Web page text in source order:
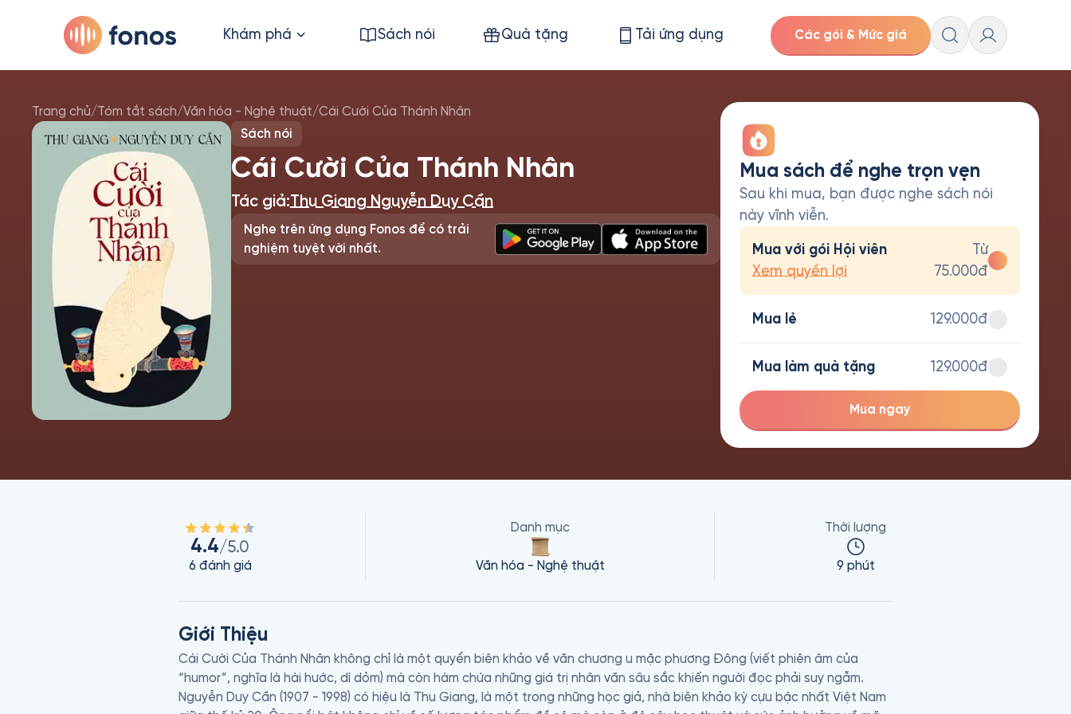
Khám phá Sách nói Quà tặng Tải ứng dụng Các gói & Mức giá
Trang chủ/Tóm tắt sách/Văn hóa - Nghệ thuật/Cái Cười Của Thánh Nhân
Sách nói
Cái Cười Của Thánh Nhân
Tác giả:Thu Giang Nguyễn Duy Cần
Nghe trên ứng dụng Fonos để có trải
nghiệm tuyệt vời nhất.
Mua sách để nghe trọn vẹn
Sau khi mua, bạn được nghe sách nói
này vĩnh viễn.
Mua với gói Hội viên
Xem quyền lợi
Từ
75.000đ
Mua lẻ 129.000đ
Mua làm quà tặng 129.000đ
Mua ngay
4.4/5.0
6 đánh giá
Danh mục
Văn hóa - Nghệ thuật
Thời lượng
9 phút
Giới Thiệu
Cái Cười Của Thánh Nhân không chỉ là một quyển biên khảo về văn chương u mặc phương Đông (viết phiên âm của
“humor”, nghĩa là hài hước, dí dỏm) mà còn hàm chứa những giá trị nhân văn sâu sắc khiến người đọc phải suy ngẫm.
Nguyễn Duy Cần (1907 - 1998) có hiệu là Thu Giang, là một trong những học giả, nhà biên khảo kỳ cựu bậc nhất Việt Nam